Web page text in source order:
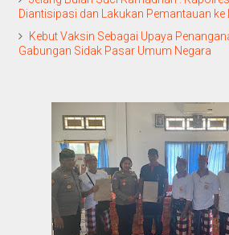
Diantisipasi dan Lakukan Pemantauan ke
Kebut Vaksin Sebagai Upaya
Gabungan Sidak Pasar Umum Negara